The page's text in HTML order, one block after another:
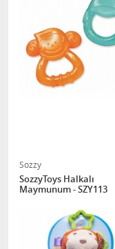
Sozzy
SozzyToys Halkalı
Maymunum - SZY113